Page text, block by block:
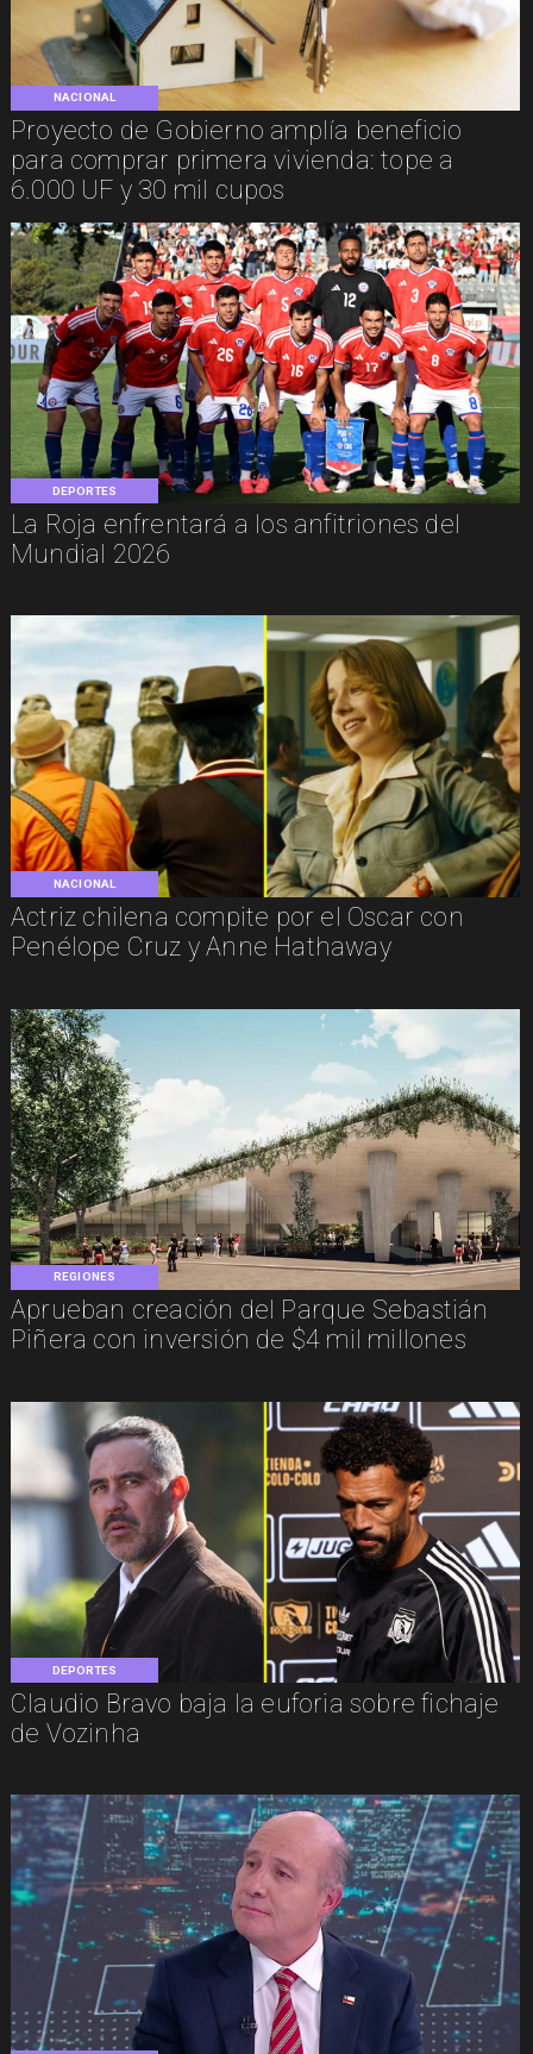
NACIONAL
Proyecto de Gobierno amplía beneficio
para comprar primera vivienda: tope a
6.000 UF y 30 mil cupos
DEPORTES
La Roja enfrentará a los anfitriones del
Mundial 2026
NACIONAL
Actriz chilena compite por el Oscar con
Penélope Cruz y Anne Hathaway
REGIONES
Aprueban creación del Parque Sebastián
Piñera con inversión de $4 mil millones
DEPORTES
Claudio Bravo baja la euforia sobre fichaje
de Vozinha